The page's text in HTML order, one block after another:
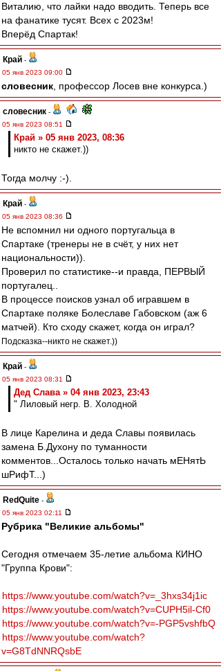
Виталию, что лайки надо вводить. Теперь все
на фанатике тусят. Всех с 2023м!
Вперёд Спартак!
Край -
05 янв 2023 09:00
словесник , профессор Лосев вне конкурса.)
словесник -
05 янв 2023 08:51
Край » 05 янв 2023, 08:36
никто не скажет.))
Тогда молчу :-).
Край -
05 янв 2023 08:36
Не вспомнил ни одного португальца в
Спартаке (тренеры не в счёт, у них нет
национальности)).
Проверил по статистике--и правда, ПЕРВЫЙ
португалец..
В процессе поисков узнал об игравшем в
Спартаке поляке Болеславе Габовском (аж 6
матчей). Кто сходу скажет, когда он играл?
Подсказка--никто не скажет.))
Край -
05 янв 2023 08:31
Дед Слава » 04 янв 2023, 23:43
" Лиловый негр. В. Холодной
В лице Карелина и деда Славы появилась
замена Б.Духону по туманности
комментов...Осталось только начать мЕНятЬ
шРифТ...)
RedQuite -
05 янв 2023 02:11
Рубрика "Великие альбомы"
Сегодня отмечаем 35-летие альбома КИНО
"Группа Крови":
https://www.youtube.com/watch?v=_3hxs34j1ic
https://www.youtube.com/watch?v=CUPH5il-Cf0
https://www.youtube.com/watch?v=-PGP5vshfbQ
https://www.youtube.com/watch?
v=G8TdNNRQsbE